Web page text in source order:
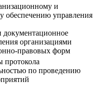
и
обеспечению управления
документационное
организациями
правовых форм
протокола
по проведению